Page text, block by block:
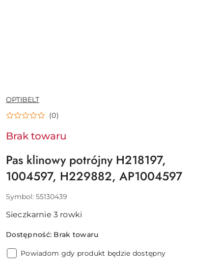
NAZWA
PRODUCENTA:
OPTIBELT
(0)
Brak towaru
Pas klinowy potrójny H218197,
1004597, H229882, AP1004597
Symbol: 55130439
Sieczkarnie 3 rowki
Dostępność: Brak towaru
Powiadom gdy produkt będzie dostępny